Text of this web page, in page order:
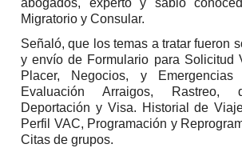
abogados, experto y sabio
Migratorio y Consular.
Señaló, que los temas a tratar fueron
y envío de Formulario para Solicitud
Placer, Negocios, y
Evaluación Arraigos, Rastreo,
Deportación y Visa. Historial de
Perfil VAC, Programación y
Citas de grupos.